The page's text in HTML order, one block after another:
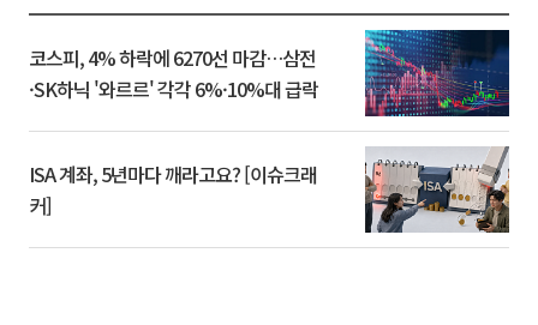
코스피, 4% 하락에 6270선 마감…삼전
·SK하닉 '와르르' 각각 6%·10%대 급락
ISA 계좌, 5년마다 깨라고요? [이슈크래
커]